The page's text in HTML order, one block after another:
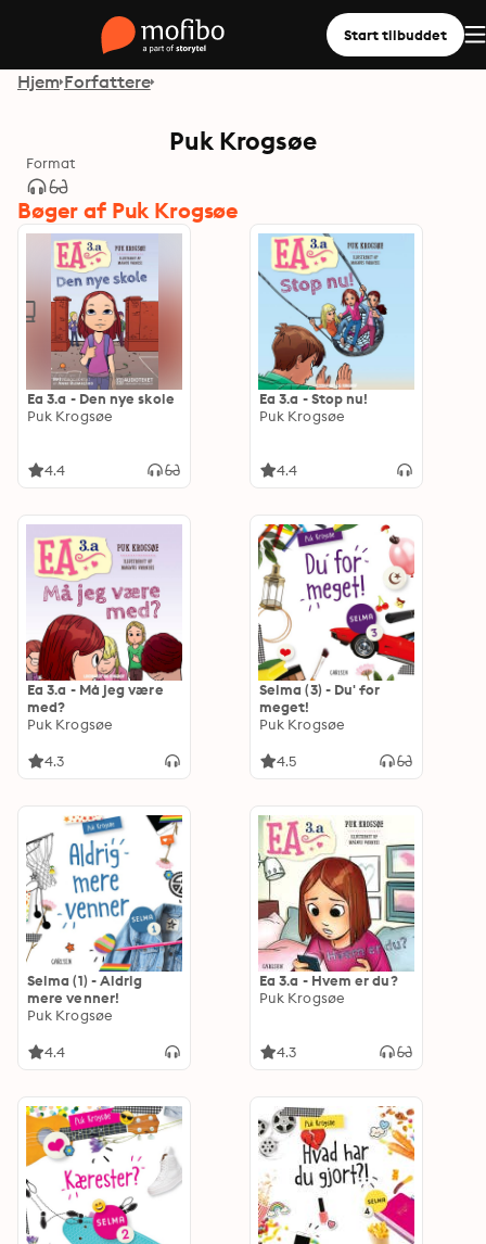
Start tilbuddet
Hjem Forfattere
Puk Krogsøe
Format
Bøger af Puk Krogsøe
Ea 3.a - Den nye skole
Puk Krogsøe
4.4
Ea 3.a - Stop nu!
Puk Krogsøe
4.4
Ea 3.a - Må jeg være
med?
Puk Krogsøe
4.3
Selma (3) - Du' for
meget!
Puk Krogsøe
4.5
Selma (1) - Aldrig
mere venner!
Puk Krogsøe
4.4
Ea 3.a - Hvem er du?
Puk Krogsøe
4.3